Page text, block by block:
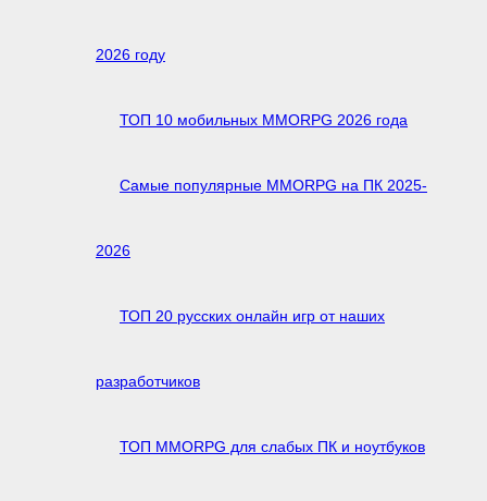
2026 году
ТОП 10 мобильных MMORPG 2026 года
Самые популярные MMORPG на ПК 2025-
2026
ТОП 20 русских онлайн игр от наших
разработчиков
ТОП MMORPG для слабых ПК и ноутбуков